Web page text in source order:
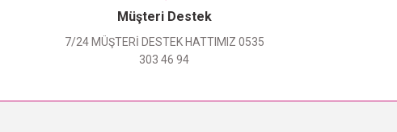
Müşteri Destek
7/24 MÜŞTERİ DESTEK HATTIMIZ 0535
303 46 94